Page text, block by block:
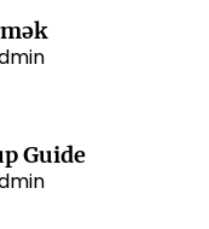
Guide